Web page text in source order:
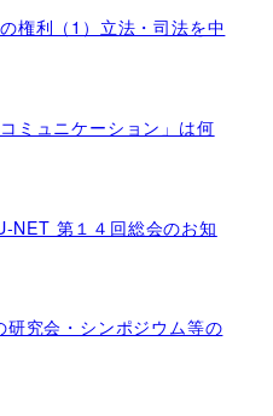
権利（1）立法・司法を中
ミュニケーション」は何
NET 第１４回総会のお知
究会・シンポジウム等の